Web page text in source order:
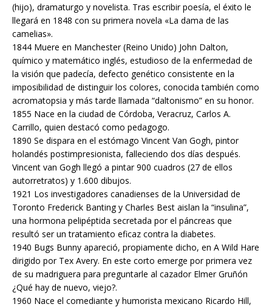
(hijo), dramaturgo y novelista. Tras escribir poesía, el éxito le
llegará en 1848 con su primera novela «La dama de las
camelias».
1844 Muere en Manchester (Reino Unido) John Dalton,
químico y matemático inglés, estudioso de la enfermedad de
la visión que padecía, defecto genético consistente en la
imposibilidad de distinguir los colores, conocida también como
acromatopsia y más tarde llamada “daltonismo” en su honor.
1855 Nace en la ciudad de Córdoba, Veracruz, Carlos A.
Carrillo, quien destacó como pedagogo.
1890 Se dispara en el estómago Vincent Van Gogh, pintor
holandés postimpresionista, falleciendo dos días después.
Vincent van Gogh llegó a pintar 900 cuadros (27 de ellos
autorretratos) y 1.600 dibujos.
1921 Los investigadores canadienses de la Universidad de
Toronto Frederick Banting y Charles Best aislan la “insulina”,
una hormona pelipéptida secretada por el páncreas que
resultó ser un tratamiento eficaz contra la diabetes.
1940 Bugs Bunny apareció, propiamente dicho, en A Wild Hare
dirigido por Tex Avery. En este corto emerge por primera vez
de su madriguera para preguntarle al cazador Elmer Gruñón
¿Qué hay de nuevo, viejo?.
1960 Nace el comediante y humorista mexicano Ricardo Hill,